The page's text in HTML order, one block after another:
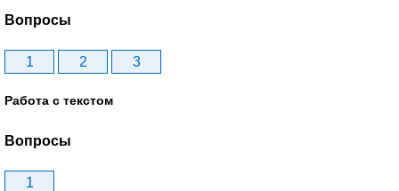
Вопросы
1 2 3
Работа с текстом
Вопросы
1